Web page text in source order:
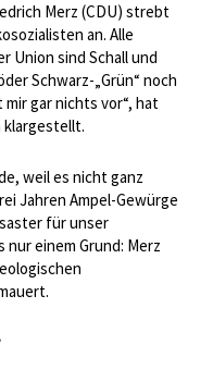
Merz (CDU) strebt
an. Alle
Union sind Schall und
Schwarz-„Grün“ noch
gar nichts vor“, hat
klargestellt.
weil es nicht ganz
Jahren Ampel-Gewürge
für unser
nur einem Grund: Merz